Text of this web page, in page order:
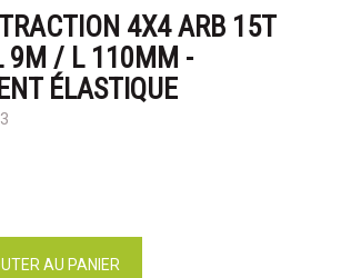
4X4 ARB 15T
9M / L 110MM -
ÉLASTIQUE
AU PANIER